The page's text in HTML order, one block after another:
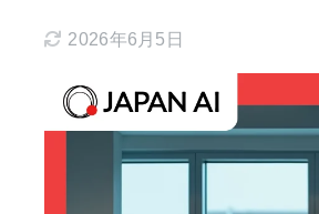
2026年6月5日